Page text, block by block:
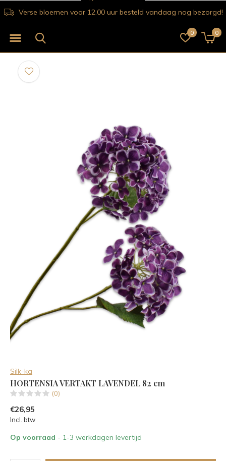
0 0
Verse bloemen voor 12.00 uur besteld vandaag nog bezorgd!
Silk-ka
HORTENSIA VERTAKT LAVENDEL 82 cm
(0)
€26,95
Incl. btw
Op voorraad - 1-3 werkdagen levertijd